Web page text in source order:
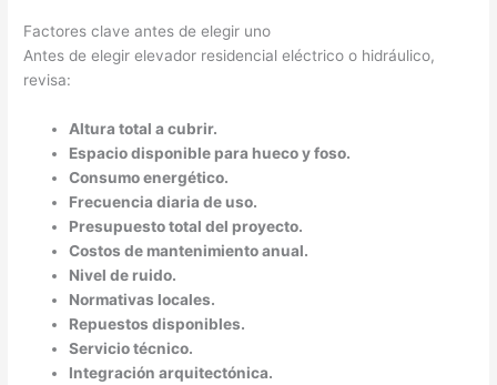
Factores clave antes de elegir uno
Antes de elegir elevador residencial eléctrico o hidráulico,
revisa:
Altura total a cubrir.
Espacio disponible para hueco y foso.
Consumo energético.
Frecuencia diaria de uso.
Presupuesto total del proyecto.
Costos de mantenimiento anual.
Nivel de ruido.
Normativas locales.
Repuestos disponibles.
Servicio técnico.
Integración arquitectónica.